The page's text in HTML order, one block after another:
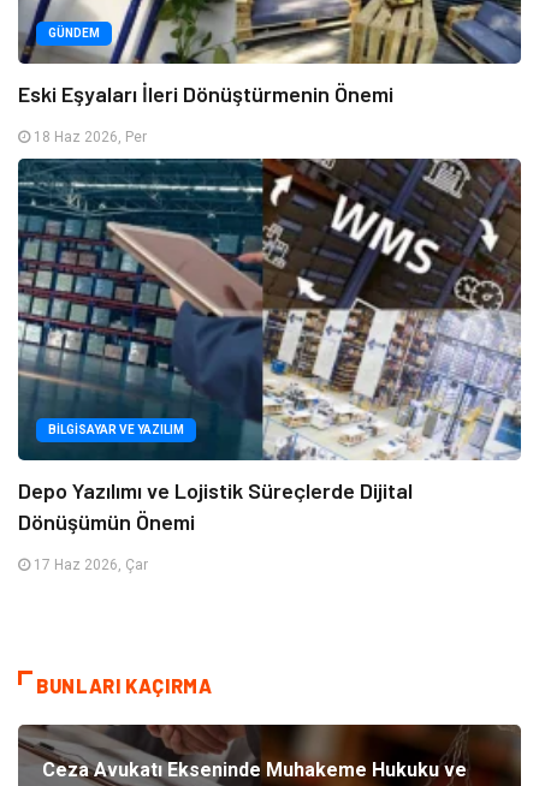
GÜNDEM
Eski Eşyaları İleri Dönüştürmenin Önemi
18 Haz 2026, Per
BILGISAYAR VE YAZILIM
Depo Yazılımı ve Lojistik Süreçlerde Dijital
Dönüşümün Önemi
17 Haz 2026, Çar
BUNLARI KAÇIRMA
Ceza Avukatı Ekseninde Muhakeme Hukuku ve